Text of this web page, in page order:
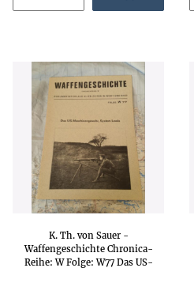
K. Th. von Sauer -
Waffengeschichte Chronica-
Reihe: W Folge: W77 Das US-